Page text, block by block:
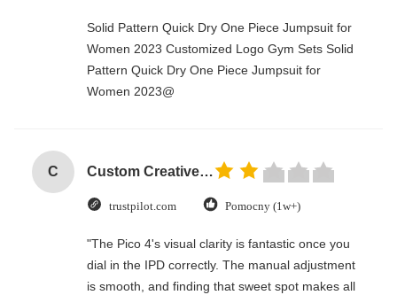
Solid Pattern Quick Dry One Piece Jumpsuit for
Women 2023 Customized Logo Gym Sets Solid
Pattern Quick Dry One Piece Jumpsuit for
Women 2023@
C Custom Creative Goodie Christmas Kraft Paper Gift Bag with Your Own Logo for Xmas Decorative Party
trustpilot.com Pomocny (1w+)
"The Pico 4's visual clarity is fantastic once you
dial in the IPD correctly. The manual adjustment
is smooth, and finding that sweet spot makes all